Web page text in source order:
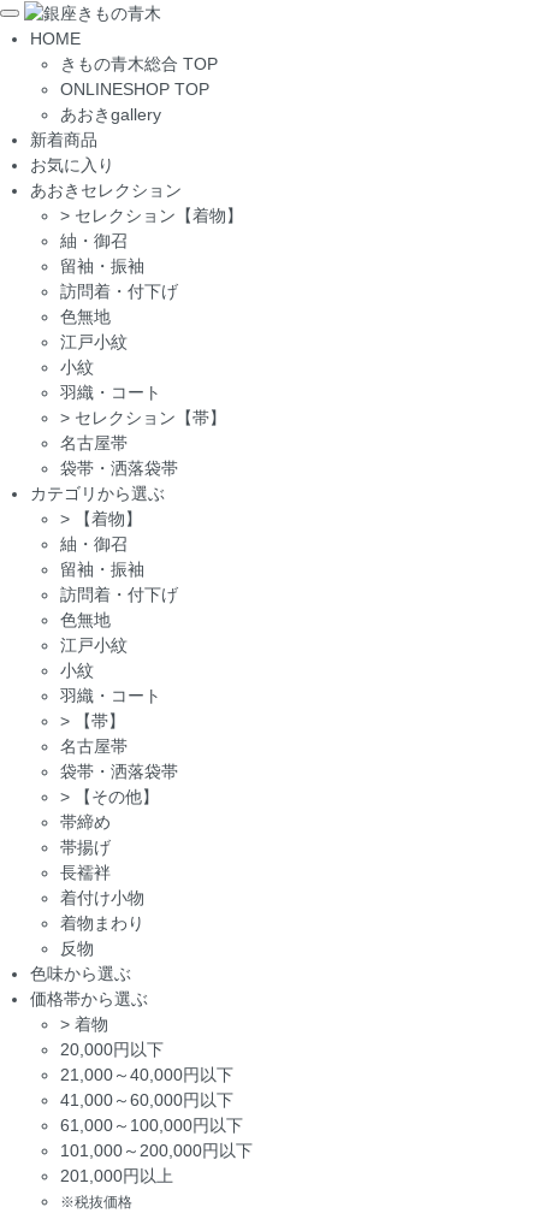
Toggle
navigation
HOME
きもの青木総合 TOP
ONLINESHOP TOP
あおきgallery
新着商品
お気に入り
あおきセレクション
> セレクション【着物】
紬・御召
留袖・振袖
訪問着・付下げ
色無地
江戸小紋
小紋
羽織・コート
> セレクション【帯】
名古屋帯
袋帯・洒落袋帯
カテゴリから選ぶ
>
【着物】
紬・御召
留袖・振袖
訪問着・付下げ
色無地
江戸小紋
小紋
羽織・コート
>
【帯】
名古屋帯
袋帯・洒落袋帯
>
【その他】
帯締め
帯揚げ
長襦袢
着付け小物
着物まわり
反物
色味から選ぶ
価格帯から選ぶ
> 着物
20,000円以下
21,000～40,000円以下
41,000～60,000円以下
61,000～100,000円以下
101,000～200,000円以下
201,000円以上
※税抜価格